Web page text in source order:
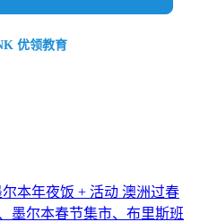
优领教育
本年夜饭 + 活动 澳洲过春
墨尔本春节集市、布里斯班